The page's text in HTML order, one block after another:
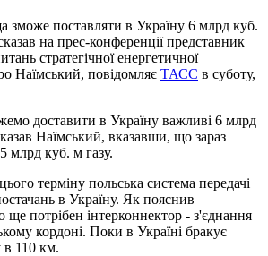
зможе поставляти в Україну 6 млрд куб.
на прес-конференції представник
стратегічної енергетичної
Наїмський, повідомляє ТАСС в суботу,
доставити в Україну важливі 6 млрд
Наїмський, вказавши, що зараз
млрд куб. м газу.
терміну польська система передачі
в Україну. Як пояснив
ще потрібен інтерконнектор - з'єднання
кордоні. Поки в Україні бракує
в 110 км.